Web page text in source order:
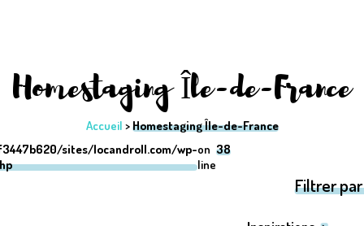
Homestaging Île-de-France
Accueil >Homestaging Île-de-France
sites/locandroll.com/wp-on
line
38
Filtrer par